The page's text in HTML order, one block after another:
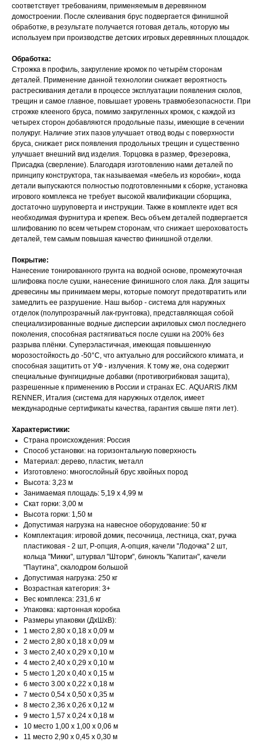
соответствует требованиям, применяемым в деревянном
домостроении. После склеивания брус подвергается финишной
обработке, в результате получается готовая деталь, которую мы
используем при производстве детских игровых деревянных площадок.
Обработка:
Строжка в профиль, закругление кромок по четырём сторонам
деталей. Применение данной технологии снижает вероятность
растрескивания детали в процессе эксплуатации появления сколов,
трещин и самое главное, повышает уровень травмобезопасности. При
строжке клееного бруса, помимо закругленных кромок, с каждой из
четырех сторон добавляются продольные пазы, имеющие в сечении
полукруг. Наличие этих пазов улучшает отвод воды с поверхности
бруса, снижает риск появления продольных трещин и существенно
улучшает внешний вид изделия. Торцовка в размер, Фрезеровка,
Присадка (сверление). Благодаря изготовлению нами деталей по
принципу конструктора, так называемая «мебель из коробки», когда
детали выпускаются полностью подготовленными к сборке, установка
игрового комплекса не требует высокой квалификации сборщика,
достаточно шуруповерта и инструкции. Также в комплекте идет вся
необходимая фурнитура и крепеж. Весь объем деталей подвергается
шлифованию по всем четырем сторонам, что снижает шероховатость
деталей, тем самым повышая качество финишной отделки.
Покрытие:
Нанесение тонированного грунта на водной основе, промежуточная
шлифовка после сушки, нанесение финишного слоя лака. Для защиты
древесины мы принимаем меры, которые помогут предотвратить или
замедлить ее разрушение. Наш выбор - система для наружных
отделок (полупрозрачный лак-грунтовка), представляющая собой
специализированные водные дисперсии акриловых смол последнего
поколения, способная растягиваться после сушки на 200% без
разрыва плёнки. Суперэластичная, имеющая повышенную
морозостойкость до -50°С, что актуально для российского климата, и
способная защитить от УФ - излучения. К тому же, она содержит
специальные фунгицидные добавки (противогрибковая защита),
разрешенные к применению в России и странах ЕС. AQUARIS ЛКМ
RENNER, Италия (система для наружных отделок, имеет
международные сертификаты качества, гарантия свыше пяти лет).
Характеристики:
Страна происхождения: Россия
Способ установки: на горизонтальную поверхность
Материал: дерево, пластик, металл
Изготовлено: многослойный брус хвойных пород
Высота: 3,23 м
Занимаемая площадь: 5,19 х 4,99 м
Скат горки: 3,00 м
Высота горки: 1,50 м
Допустимая нагрузка на навесное оборудование: 50 кг
Комплектация: игровой домик, песочница, лестница, скат, ручка
пластиковая - 2 шт, Р-опция, А-опция, качели "Лодочка" 2 шт,
кольца "Микки", штурвал "Шторм", бинокль "Капитан", качели
"Паутина", скалодром большой
Допустимая нагрузка: 250 кг
Возрастная категория: 3+
Вес комплекса: 231,6 кг
Упаковка: картонная коробка
Размеры упаковки (ДхШхВ):
1 место 2,80 х 0,18 х 0,09 м
2 место 2,80 х 0,18 х 0,09 м
3 место 2,40 х 0,29 х 0,10 м
4 место 2,40 х 0,29 х 0,10 м
5 место 1,20 х 0,40 х 0,15 м
6 место 3.00 х 0,22 х 0,18 м
7 место 0,54 х 0,50 х 0,35 м
8 место 2,36 х 0,26 х 0,12 м
9 место 1,57 х 0,24 х 0,18 м
10 место 1,00 х 1,00 х 0,06 м
11 место 2,90 х 0,45 х 0,30 м